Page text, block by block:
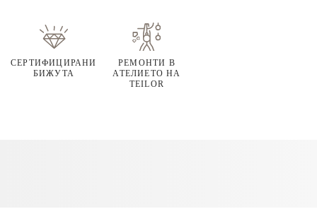
СЕРТИФИЦИРАНИ
БИЖУТА
РЕМОНТИ В
АТЕЛИЕТО НА
TEILOR